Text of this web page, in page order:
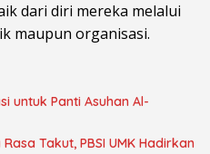
dari diri mereka melalui
maupun organisasi.
untuk Panti Asuhan Al-
Takut, PBSI UMK Hadirkan